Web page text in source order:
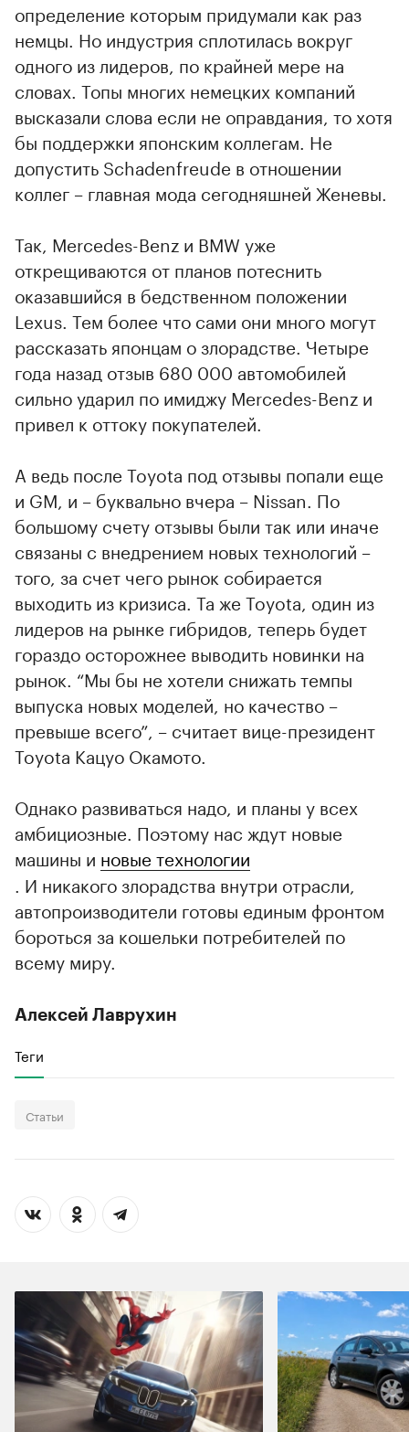
определение которым придумали как раз
немцы. Но индустрия сплотилась вокруг
одного из лидеров, по крайней мере на
словах. Топы многих немецких компаний
высказали слова если не оправдания, то хотя
бы поддержки японским коллегам. Не
допустить Schadenfreude в отношении
коллег – главная мода сегодняшней Женевы.
Так, Mercedes-Benz и BMW уже
открещиваются от планов потеснить
оказавшийся в бедственном положении
Lexus. Тем более что сами они много могут
рассказать японцам о злорадстве. Четыре
года назад отзыв 680 000 автомобилей
сильно ударил по имиджу Mercedes-Benz и
привел к оттоку покупателей.
А ведь после Toyota под отзывы попали еще
и GM, и – буквально вчера – Nissan. По
большому счету отзывы были так или иначе
связаны с внедрением новых технологий –
того, за счет чего рынок собирается
выходить из кризиса. Та же Toyota, один из
лидеров на рынке гибридов, теперь будет
гораздо осторожнее выводить новинки на
рынок. “Мы бы не хотели снижать темпы
выпуска новых моделей, но качество –
превыше всего”, – считает вице-президент
Toyota Кацуо Окамото.
Однако развиваться надо, и планы у всех
амбициозные. Поэтому нас ждут новые
машины и новые технологии
. И никакого злорадства внутри отрасли,
автопроизводители готовы единым фронтом
бороться за кошельки потребителей по
всему миру.
Алексей Лаврухин
Теги
Статьи